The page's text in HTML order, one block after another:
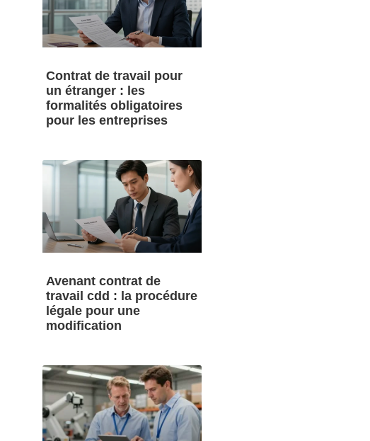
Contrat de travail pour
un étranger : les
formalités obligatoires
pour les entreprises
Avenant contrat de
travail cdd : la procédure
légale pour une
modification